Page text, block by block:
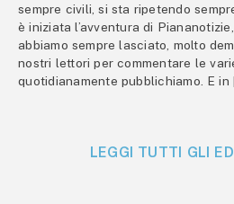
sempre civili, si sta ripetendo
è iniziata l’avventura di
abbiamo sempre lasciato, molto
nostri lettori per commentare le
quotidianamente pubblichiamo. E in
LEGGI TUTTI GLI